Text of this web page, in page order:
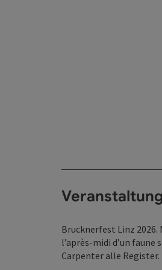
Brucknerfest Linz
l’après-midi d’un
Carpenter alle Register.